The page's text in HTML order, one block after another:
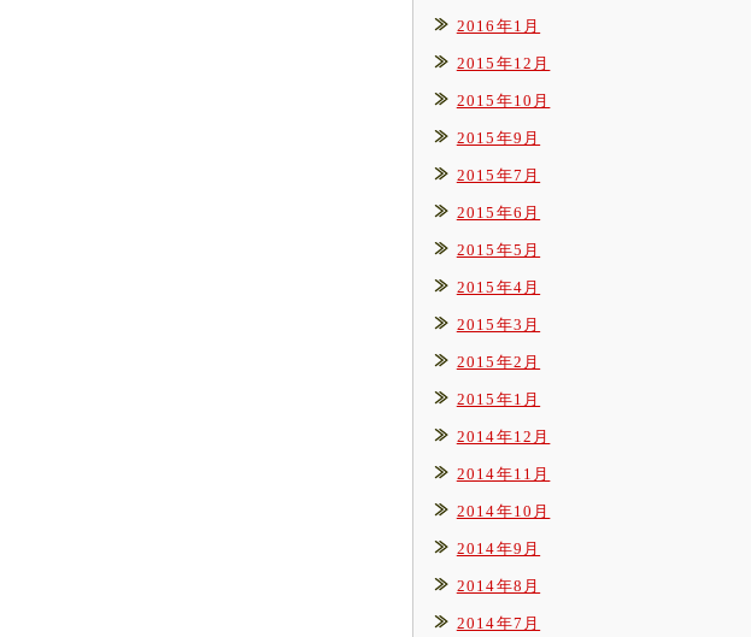
2016年1月
2015年12月
2015年10月
2015年9月
2015年7月
2015年6月
2015年5月
2015年4月
2015年3月
2015年2月
2015年1月
2014年12月
2014年11月
2014年10月
2014年9月
2014年8月
2014年7月